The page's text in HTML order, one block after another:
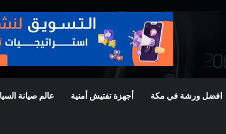
افضل ورشة في مكة أجهزة تفتيش أمنية عالم صيانة